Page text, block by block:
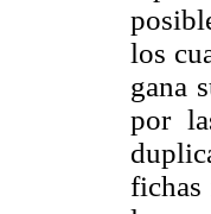
los
gana
por
fichas